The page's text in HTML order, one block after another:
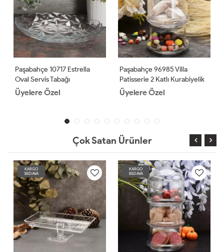
Paşabahçe 10717 Estrella
Oval Servis Tabağı
Üyelere Özel
Paşabahçe 96985 Villa
Patisserie 2 Katlı Kurabiyelik
2 Adet
Üyelere Özel
Çok Satan Ürünler
KARGO
BEDAVA
KARGO
BEDAVA